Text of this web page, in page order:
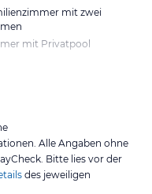
mit zwei
mit Privatpool
Alle Angaben ohne
Bitte lies vor der
des jeweiligen